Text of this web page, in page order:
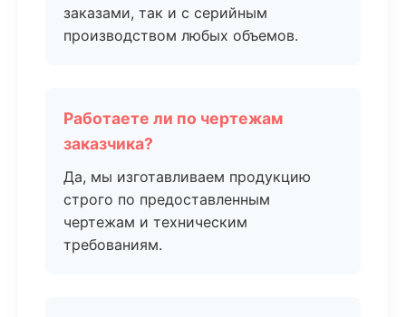
заказами, так и с серийным
производством любых объемов.
Работаете ли по чертежам
заказчика?
Да, мы изготавливаем продукцию
строго по предоставленным
чертежам и техническим
требованиям.